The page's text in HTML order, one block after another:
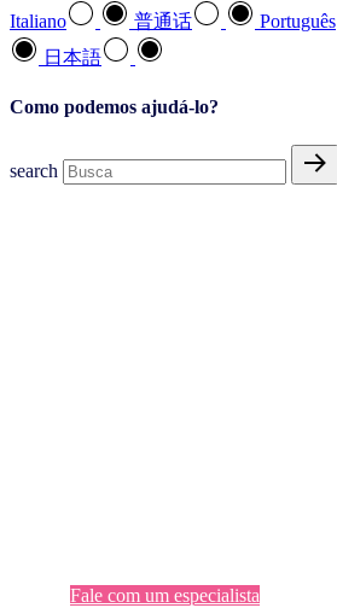
Italiano
普通话 Português
日本語
Como podemos ajudá-lo?
search
Fale com um especialista